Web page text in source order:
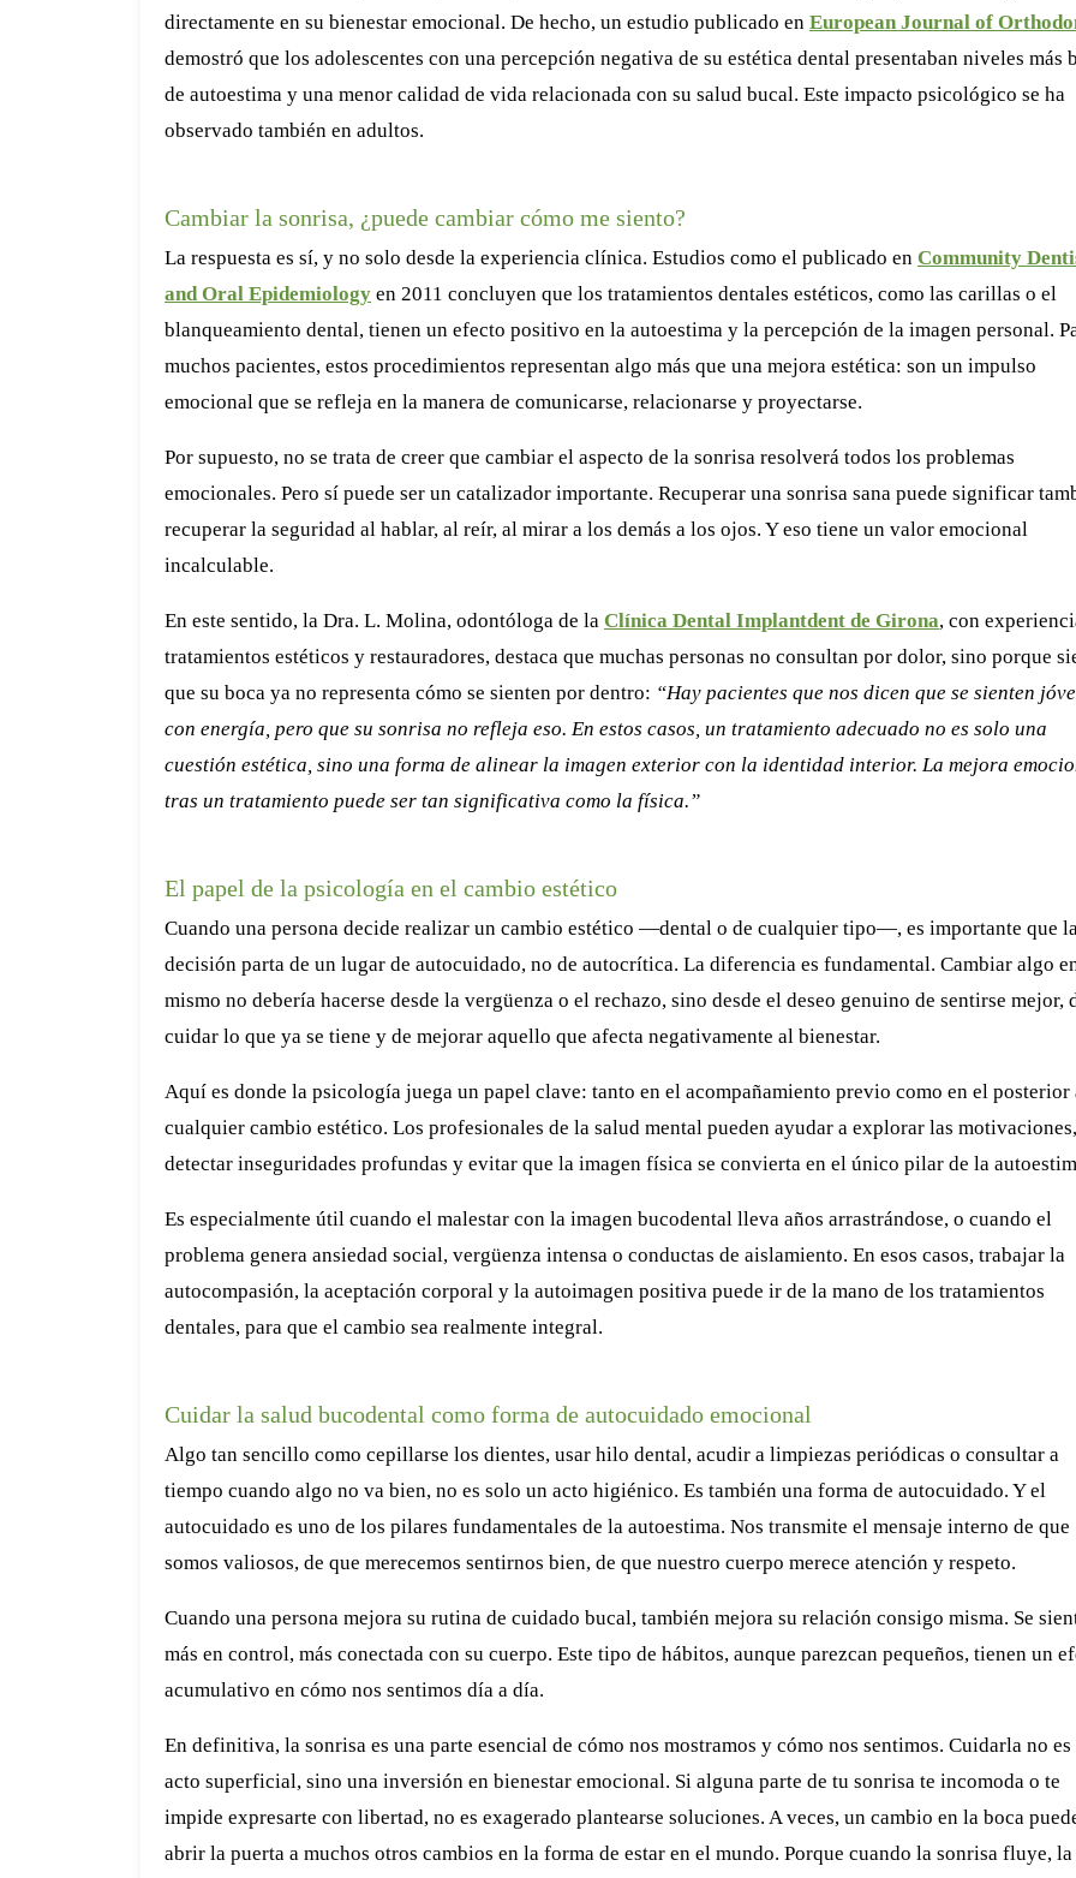
directamente en su bienestar emocional. De hecho, un estudio publicado en European Journal of
demostró que los adolescentes con una percepción negativa de su estética dental presentaban niveles más
de autoestima y una menor calidad de vida relacionada con su salud bucal. Este impacto psicológico se ha
observado también en adultos.
Cambiar la sonrisa, ¿puede cambiar cómo me siento?
La respuesta es sí, y no solo desde la experiencia clínica. Estudios como el publicado en Community
and Oral Epidemiology en 2011 concluyen que los tratamientos dentales estéticos, como las carillas o el
blanqueamiento dental, tienen un efecto positivo en la autoestima y la percepción de la imagen personal.
muchos pacientes, estos procedimientos representan algo más que una mejora estética: son un impulso
emocional que se refleja en la manera de comunicarse, relacionarse y proyectarse.
Por supuesto, no se trata de creer que cambiar el aspecto de la sonrisa resolverá todos los problemas
emocionales. Pero sí puede ser un catalizador importante. Recuperar una sonrisa sana puede significar
recuperar la seguridad al hablar, al reír, al mirar a los demás a los ojos. Y eso tiene un valor emocional
incalculable.
En este sentido, la Dra. L. Molina, odontóloga de la Clínica Dental Implantdent de Girona, con
tratamientos estéticos y restauradores, destaca que muchas personas no consultan por dolor, sino porque
que su boca ya no representa cómo se sienten por dentro: “Hay pacientes que nos dicen que se sienten
con energía, pero que su sonrisa no refleja eso. En estos casos, un tratamiento adecuado no es solo una
cuestión estética, sino una forma de alinear la imagen exterior con la identidad interior. La mejora
tras un tratamiento puede ser tan significativa como la física.”
El papel de la psicología en el cambio estético
Cuando una persona decide realizar un cambio estético —dental o de cualquier tipo—, es importante que
decisión parta de un lugar de autocuidado, no de autocrítica. La diferencia es fundamental. Cambiar algo
mismo no debería hacerse desde la vergüenza o el rechazo, sino desde el deseo genuino de sentirse mejor,
cuidar lo que ya se tiene y de mejorar aquello que afecta negativamente al bienestar.
Aquí es donde la psicología juega un papel clave: tanto en el acompañamiento previo como en el posterior
cualquier cambio estético. Los profesionales de la salud mental pueden ayudar a explorar las motivaciones,
detectar inseguridades profundas y evitar que la imagen física se convierta en el único pilar de la
Es especialmente útil cuando el malestar con la imagen bucodental lleva años arrastrándose, o cuando el
problema genera ansiedad social, vergüenza intensa o conductas de aislamiento. En esos casos, trabajar la
autocompasión, la aceptación corporal y la autoimagen positiva puede ir de la mano de los tratamientos
dentales, para que el cambio sea realmente integral.
Cuidar la salud bucodental como forma de autocuidado emocional
Algo tan sencillo como cepillarse los dientes, usar hilo dental, acudir a limpiezas periódicas o consultar a
tiempo cuando algo no va bien, no es solo un acto higiénico. Es también una forma de autocuidado. Y el
autocuidado es uno de los pilares fundamentales de la autoestima. Nos transmite el mensaje interno de que
somos valiosos, de que merecemos sentirnos bien, de que nuestro cuerpo merece atención y respeto.
Cuando una persona mejora su rutina de cuidado bucal, también mejora su relación consigo misma. Se
más en control, más conectada con su cuerpo. Este tipo de hábitos, aunque parezcan pequeños, tienen un
acumulativo en cómo nos sentimos día a día.
En definitiva, la sonrisa es una parte esencial de cómo nos mostramos y cómo nos sentimos. Cuidarla no es
acto superficial, sino una inversión en bienestar emocional. Si alguna parte de tu sonrisa te incomoda o te
impide expresarte con libertad, no es exagerado plantearse soluciones. A veces, un cambio en la boca
abrir la puerta a muchos otros cambios en la forma de estar en el mundo. Porque cuando la sonrisa fluye, la